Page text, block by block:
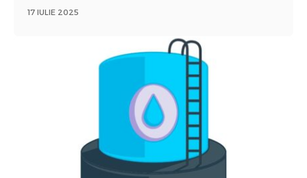
17 IULIE 2025